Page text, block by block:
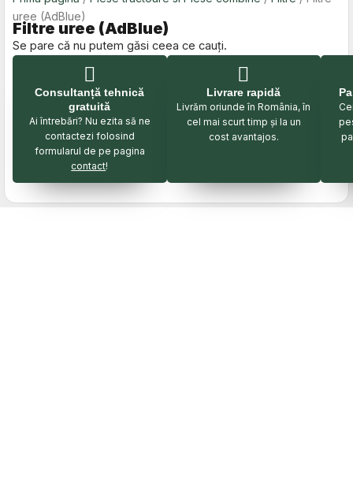
uree (AdBlue)
Filtre uree (AdBlue)
Se pare că nu putem găsi ceea ce cauți.
Consultanță tehnică
gratuită
Ai întrebări? Nu ezita să ne
contactezi folosind
formularul de pe pagina
contact!
Livrare rapidă
Livrăm oriunde în România, în
cel mai scurt timp și la un
cost avantajos.